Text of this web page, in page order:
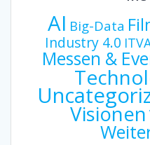
AI Big-Data
Industry 4.0
Messen &
Visionen